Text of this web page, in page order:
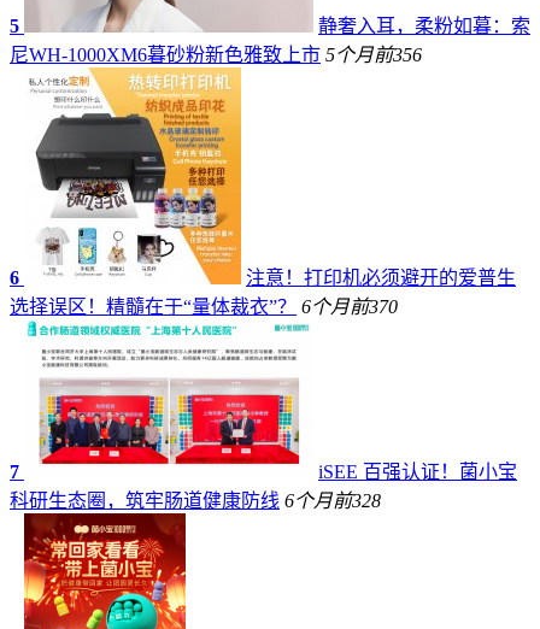
5
静奢入耳，柔粉如暮：索
尼WH-1000XM6暮砂粉新色雅致上市 5个月前356
6
注意！打印机必须避开的爱普生
选择误区！精髓在于“量体裁衣”？
6个月前370
7
iSEE 百强认证！菌小宝
科研生态圈，筑牢肠道健康防线 6个月前328